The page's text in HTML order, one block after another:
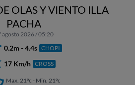
OLAS Y VIENTO ILLA
PACHA
agosto 2026 / 05:20
0.2m - 4.4s CHOPI
17 Km/h CROSS
Max. 21ºc - Min. 21ºc